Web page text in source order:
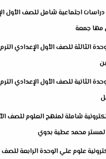
دراسات اجتماعية شامل للصف الأول
شاملة لمنهج العلوم للصف
علوم علي الوحدة الرابعة للصف